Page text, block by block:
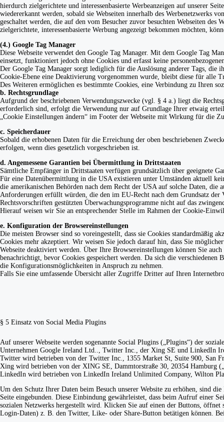
hierdurch zielgerichtete und interessenbasierte Werbeanzeigen auf unserer
wiedererkannt werden, sobald sie Webseiten innerhalb des Werbenetzwerks
geschaltet werden, die auf den vom Besucher zuvor besuchten Webseiten
zielgerichtete, interessenbasierte Werbung angezeigt bekommen möchten,
(4.) Google Tag Manager
Diese Webseite verwendet den Google Tag Manager. Mit dem Google Tag
einsetzt, funktioniert jedoch ohne Cookies und erfasst keine
Der Google Tag Manager sorgt lediglich für die Auslösung anderer Tags, die
Cookie-Ebene eine Deaktivierung vorgenommen wurde, bleibt diese für alle
Des Weiteren ermöglichen es bestimmte Cookies, eine Verbindung zu Ihren
b. Rechtsgrundlage
Aufgrund der beschriebenen Verwendungszwecke (vgl. § 4 a.) liegt die
erforderlich sind, erfolgt die Verwendung nur auf Grundlage Ihrer etwaig
„Cookie Einstellungen ändern“ im Footer der Webseite mit Wirkung für die
c. Speicherdauer
Sobald die erhobenen Daten für die Erreichung der oben beschriebenen
erfolgen, wenn dies gesetzlich vorgeschrieben ist.
d. Angemessene Garantien bei Übermittlung in Drittstaaten
Sämtliche Empfänger in Drittstaaten verfügen grundsätzlich über geeignete
Für eine Datenübermittlung in die USA existieren unter Umständen aktuell
die amerikanischen Behörden nach dem Recht der USA auf solche Daten,
Anforderungen erfüllt würden, die den im EU-Recht nach dem Grundsatz der
Rechtsvorschriften gestützten Überwachungsprogramme nicht auf das
Hierauf weisen wir Sie an entsprechender Stelle im Rahmen der Cookie-
e. Konfiguration der Browsereinstellungen
Die meisten Browser sind so voreingestellt, dass sie Cookies standardmäßig
Cookies mehr akzeptiert. Wir weisen Sie jedoch darauf hin, dass Sie
Webseite deaktiviert werden. Über Ihre Browsereinstellungen können Sie
benachrichtigt, bevor Cookies gespeichert werden. Da sich die
die Konfigurationsmöglichkeiten in Anspruch zu nehmen.
Falls Sie eine umfassende Übersicht aller Zugriffe Dritter auf Ihren
§ 5 Einsatz von Social Media Plugins
Auf unserer Webseite werden sogenannte Social Plugins („Plugins“) der
Unternehmen Google Ireland Ltd.., Twitter Inc., der Xing SE und LinkedIn
Twitter wird betrieben von der Twitter Inc., 1355 Market St, Suite 900, San
Xing wird betrieben von der XING SE, Dammtorstraße 30, 20354 Hamburg
LinkedIn wird betrieben von LinkedIn Ireland Unlimited Company, Wilton
Um den Schutz Ihrer Daten beim Besuch unserer Website zu erhöhen, sind
Seite eingebunden. Diese Einbindung gewährleistet, dass beim Aufruf einer
sozialen Netzwerks hergestellt wird. Klicken Sie auf einen der Buttons,
Login-Daten) z. B. den Twitter, Like- oder Share-Button betätigen können.